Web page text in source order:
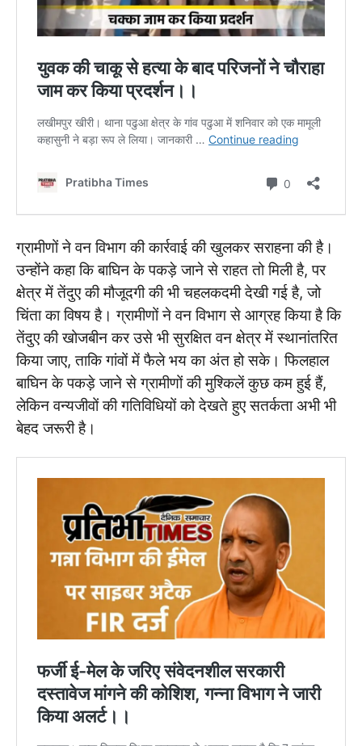
ग्रामीणों ने वन विभाग की कार्रवाई की खुलकर सराहना की है।
उन्होंने कहा कि बाघिन के पकड़े जाने से राहत तो मिली है, पर
क्षेत्र में तेंदुए की मौजूदगी की भी चहलकदमी देखी गई है, जो
चिंता का विषय है। ग्रामीणों ने वन विभाग से आग्रह किया है कि
तेंदुए की खोजबीन कर उसे भी सुरक्षित वन क्षेत्र में स्थानांतरित
किया जाए, ताकि गांवों में फैले भय का अंत हो सके। फिलहाल
बाघिन के पकड़े जाने से ग्रामीणों की मुश्किलें कुछ कम हुई हैं,
लेकिन वन्यजीवों की गतिविधियों को देखते हुए सतर्कता अभी भी
बेहद जरूरी है।